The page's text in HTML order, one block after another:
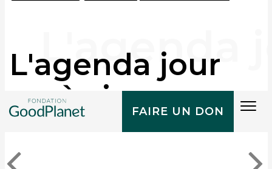
FAIRE UN DON
L'agenda jour
après jour